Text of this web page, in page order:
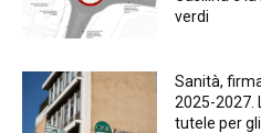
verdi
Sanità,
2025-2027.
tutele per